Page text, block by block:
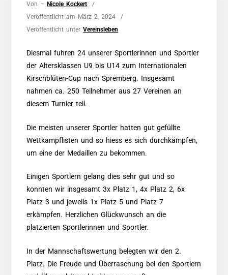
Von – Nicole Kockert
Veröffentlicht am März 2, 2024
Veröffentlicht unterVereinsleben
Diesmal fuhren 24 unserer Sportlerinnen und Sportler
der Altersklassen U9 bis U14 zum Internationalen
Kirschblüten-Cup nach Spremberg. Insgesamt
nahmen ca. 250 Teilnehmer aus 27 Vereinen an
diesem Turnier teil.
Die meisten unserer Sportler hatten gut gefüllte
Wettkampflisten und so hiess es sich durchkämpfen,
um eine der Medaillen zu bekommen.
Einigen Sportlern gelang dies sehr gut und so
konnten wir insgesamt 3x Platz 1, 4x Platz 2, 6x
Platz 3 und jeweils 1x Platz 5 und Platz 7
erkämpfen. Herzlichen Glückwunsch an die
platzierten Sportlerinnen und Sportler.
In der Mannschaftswertung belegten wir den 2.
Platz. Die Freude und Überraschung bei den Sportlern